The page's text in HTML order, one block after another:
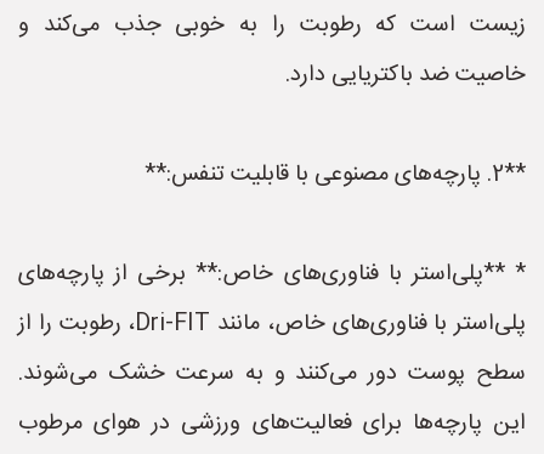
زیست است که رطوبت را به خوبی جذب می‌کند و
خاصیت ضد باکتریایی دارد.
**2. پارچه‌های مصنوعی با قابلیت تنفس:**
* **پلی‌استر با فناوری‌های خاص:** برخی از پارچه‌های
پلی‌استر با فناوری‌های خاص، مانند Dri-FIT، رطوبت را از
سطح پوست دور می‌کنند و به سرعت خشک می‌شوند.
این پارچه‌ها برای فعالیت‌های ورزشی در هوای مرطوب